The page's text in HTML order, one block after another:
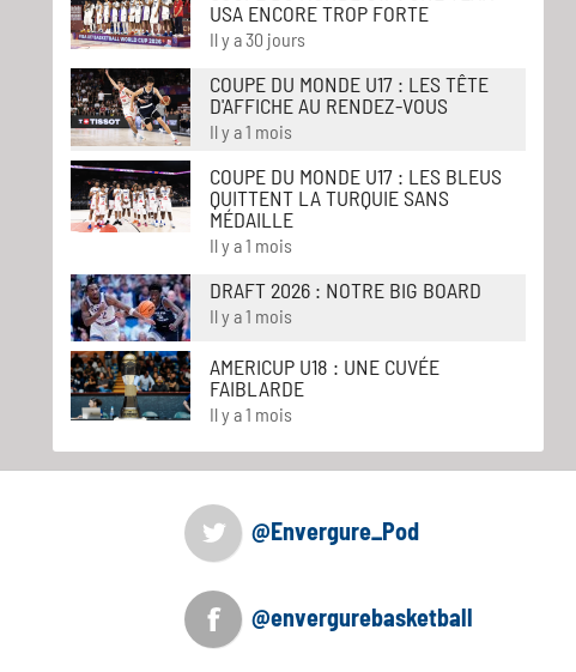
USA ENCORE TROP FORTE
Il y a 30 jours
COUPE DU MONDE U17 : LES TÊTE
D'AFFICHE AU RENDEZ-VOUS
Il y a 1 mois
COUPE DU MONDE U17 : LES BLEUS
QUITTENT LA TURQUIE SANS
MÉDAILLE
Il y a 1 mois
DRAFT 2026 : NOTRE BIG BOARD
Il y a 1 mois
AMERICUP U18 : UNE CUVÉE
FAIBLARDE
Il y a 1 mois
@Envergure_Pod
@envergurebasketball